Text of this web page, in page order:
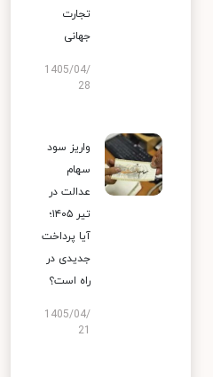
تجارت
جهانی
1405/04/
28
واریز سود
سهام
عدالت در
تیر ۱۴۰۵؛
آیا پرداخت
جدیدی در
راه است؟
1405/04/